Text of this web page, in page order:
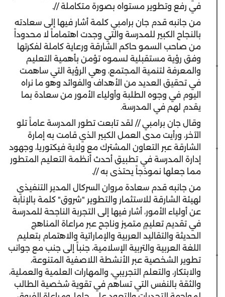
في رفع وتطوير مستواه بصورة متكاملة //.
من جانبه قدم جان برامبي كلمة أشار فيها إلى سعادته
بالنجاح الكبير للمدرسة والتي وجدت اهتماماً لا محدوداً
من صاحب السمو حاكم الشارقة ورعاية كاملة لفكرتها
وفق رؤية مستقبلية لسموه تؤمن بأهمية التعليم
والمعرفة لتنمية المجتمع، وهي الرؤية التي ساهمت
في تحقيق العديد من الأهداف والفوائد وهو ما نراه
اليوم في وجوه الطلبة وأولياء الأمور من سعادة بما
يقدم لهم في المدرسة.
وقال جان برامبي // لقد تابعت تطور المدرسة عاماً تلو
الآخر، ورأيت مدى العمل الكبير الذي قامت به إمارة
الشارقة عبر التعاون المشترك مع ولاية فيكتوريا، وجهود
إدارة المدرسة في تطبيق أحدث أنظمة التعليم المتطور
مما جعلها نموذجاً يحتذى به //.
من جانبه قدم سعادة مروان السركال المدير التنفيذي
لهيئة الشارقة للاستثمار والتطوير "شروق" كلمة بالإنابة
عن أولياء الأمور، أشار فيها إلى التجربة الناجحة للمدرسة
في تقديم تعليمٍ متميز وناجح عبر مراعاة المناهج
الحديثة والتقاليد العربية والإماراتية والاهتمام بتعليم
اللغة العربية والتربية الإسلامية، جنباً إلى جنب مع جوانب
تطوير الشخصية عبر الأنشطة اللاصفية المتنوعة،
والابتكار، والتعلم التجريبي، والمهارات العلمية والعملية،
والثقة بالنفس التي تساهم في تقوية شخصية الطالب